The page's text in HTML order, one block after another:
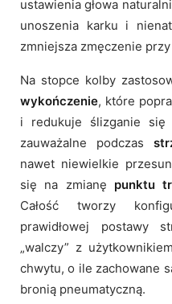
ustawienia głowa
unoszenia karku i
zmniejsza zmęczenie
Na stopce kolby
wykończenie, które
i redukuje ślizganie
zauważalne podczas
nawet niewielkie
się na zmianę punktu
Całość tworzy
prawidłowej postawy
„walczy” z
chwytu, o ile zachowane
bronią pneumatyczną.